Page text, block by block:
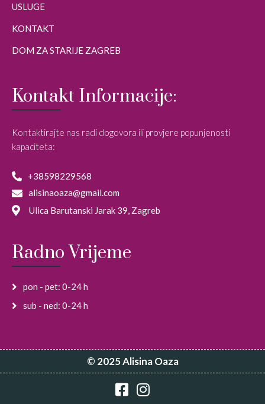
USLUGE
KONTAKT
DOM ZA STARIJE ZAGREB
Kontakt Informacije:
Kontaktirajte nas radi dogovora ili provjere popunjenosti
kapaciteta:
+38598229568
alisinaoaza@gmail.com
Ulica Barutanski Jarak 39, Zagreb
Radno Vrijeme
pon - pet: 0-24 h
sub - ned: 0-24 h
© 2025 Alisina Oaza